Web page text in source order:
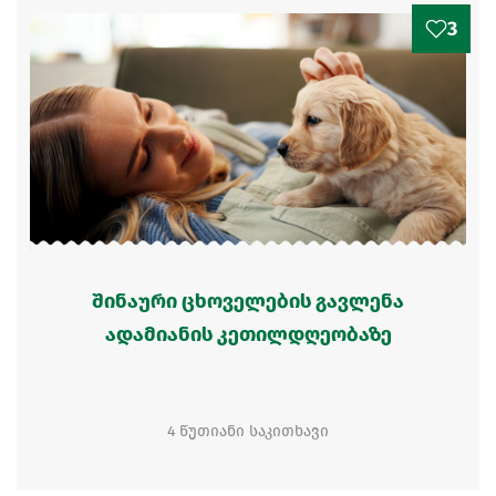
3
შინაური ცხოველების გავლენა
ადამიანის კეთილდღეობაზე
4 წუთიანი საკითხავი